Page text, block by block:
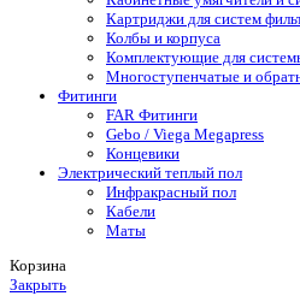
Картриджи для систем
Колбы и корпуса
Комплектующие для
Многоступенчатые и
Фитинги
FAR Фитинги
Gebo / Viega Megapress
Концевики
Электрический теплый пол
Инфракрасный пол
Кабели
Маты
Корзина
Закрыть